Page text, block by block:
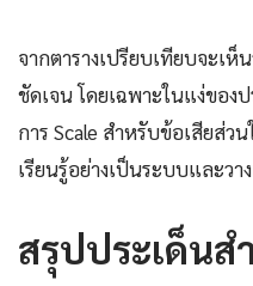
จากตารางเปรียบเทียบจะเห็
ชัดเจน โดยเฉพาะในแง่ของ
การ Scale สำหรับข้อเสียส่ว
เรียนรู้อย่างเป็นระบบและว
สรุปประเด็น